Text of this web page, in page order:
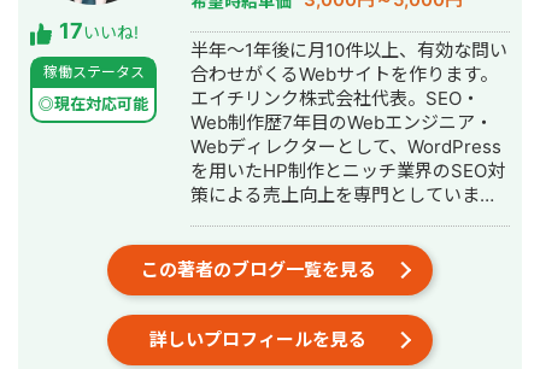
17いいね!
稼働ステータス
◎現在対応可能
半年～1年後に月10件以上、有効な問い
合わせがくるWebサイトを作ります。
エイチリンク株式会社代表。SEO・
Web制作歴7年目のWebエンジニア・
Webディレクターとして、WordPress
を用いたHP制作とニッチ業界のSEO対
策による売上向上を専門としていま
上。パーソナルジム、土木工事会社、
不動産会社など多業種に対応してきま
した。SEO対策においては、ゼロから
立ち上げた新規サイトをニッチ市場で
サービスキーワード検索1位に導き、月
間1.5万PV、月商500万円の売上を実現
この著者のブログ一覧を見る
詳しいプロフィールを見る